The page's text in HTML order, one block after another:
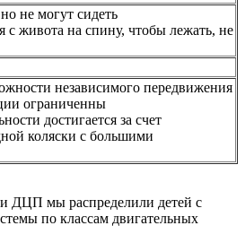
не могут сидеть
живота на спину, чтобы лежать, не
независимого передвижения
ограниченны
достигается за счет
коляски с большими
ДЦП мы распределили детей с
по классам двигательных